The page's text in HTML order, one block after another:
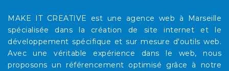
MAKE IT CREATIVE est une agence web à Marseille
spécialisée dans la création de site internet et le
développement spécifique et sur mesure d'outils web.
Avec une véritable expérience dans le web, nous
proposons un référencement optimisé grâce à notre